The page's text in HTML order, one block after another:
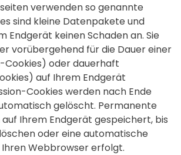
verwenden so genannte
sind kleine Datenpakete und
Endgerät keinen Schaden an. Sie
vorübergehend für die Dauer einer
Cookies) oder dauerhaft
auf Ihrem Endgerät
Cookies werden nach Ende
gelöscht. Permanente
Ihrem Endgerät gespeichert, bis
oder eine automatische
Ihren Webbrowser erfolgt.